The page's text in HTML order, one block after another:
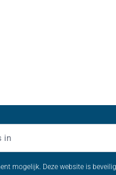
mogelijk. Deze website is